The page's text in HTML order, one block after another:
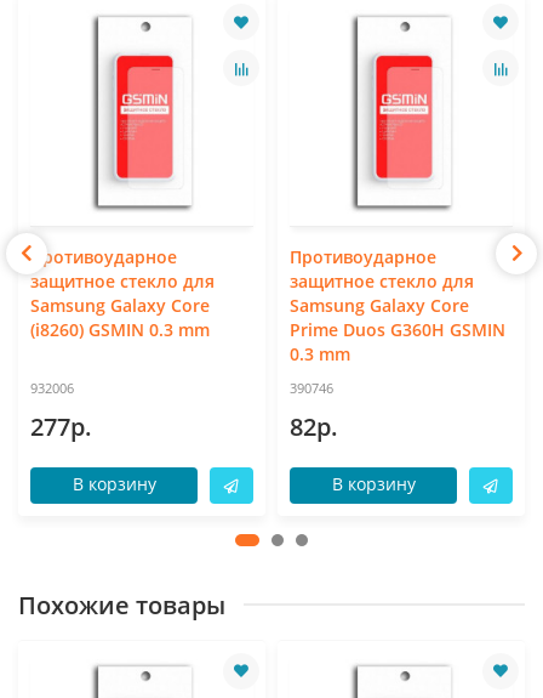
Противоударное
защитное стекло для
Samsung Galaxy Core
(i8260) GSMIN 0.3 mm
932006
277р.
В корзину
Противоударное
защитное стекло для
Samsung Galaxy Core
Prime Duos G360H GSMIN
0.3 mm
390746
82р.
В корзину
Похожие товары